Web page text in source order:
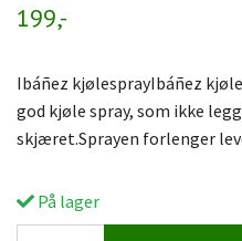
199,-
Ibáñez kjølesprayIbáñez
god kjøle spray, som ikke
skjæret.Sprayen forlenger
På lager